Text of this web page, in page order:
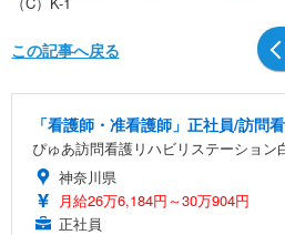
この記事へ戻る
「看護師・准看護師」正社員/訪問
ぴゅあ訪問看護リハビリステーション
神奈川県
月給26万6,184円～30万904円
正社員